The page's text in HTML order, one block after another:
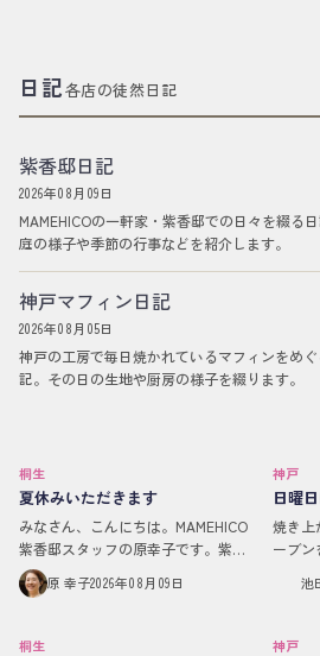
日記各店の徒然日記
紫香邸日記
2026年08月09日
MAMEHICOの一軒家・紫香邸での日々を綴る日
庭の様子や季節の行事などを紹介します。
神戸マフィン日記
2026年08月05日
神戸の工房で毎日焼かれているマフィンをめぐ
記。その日の生地や厨房の様子を綴ります。
桐生
夏休みいただきます
みなさん、こんにちは。MAMEHICO
紫香邸スタッフの原幸子です。紫香
邸は8/4より夏休みに入りました。次
の通常営業は9/3からです。「1ヶ月
も行く…
原 幸子2026年08月09日
神戸
日曜
焼き上
ーブン
が、
を型か
池
桐生 神戸